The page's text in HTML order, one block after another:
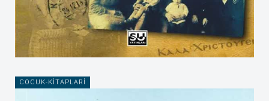
COCUK-KITAPLARI